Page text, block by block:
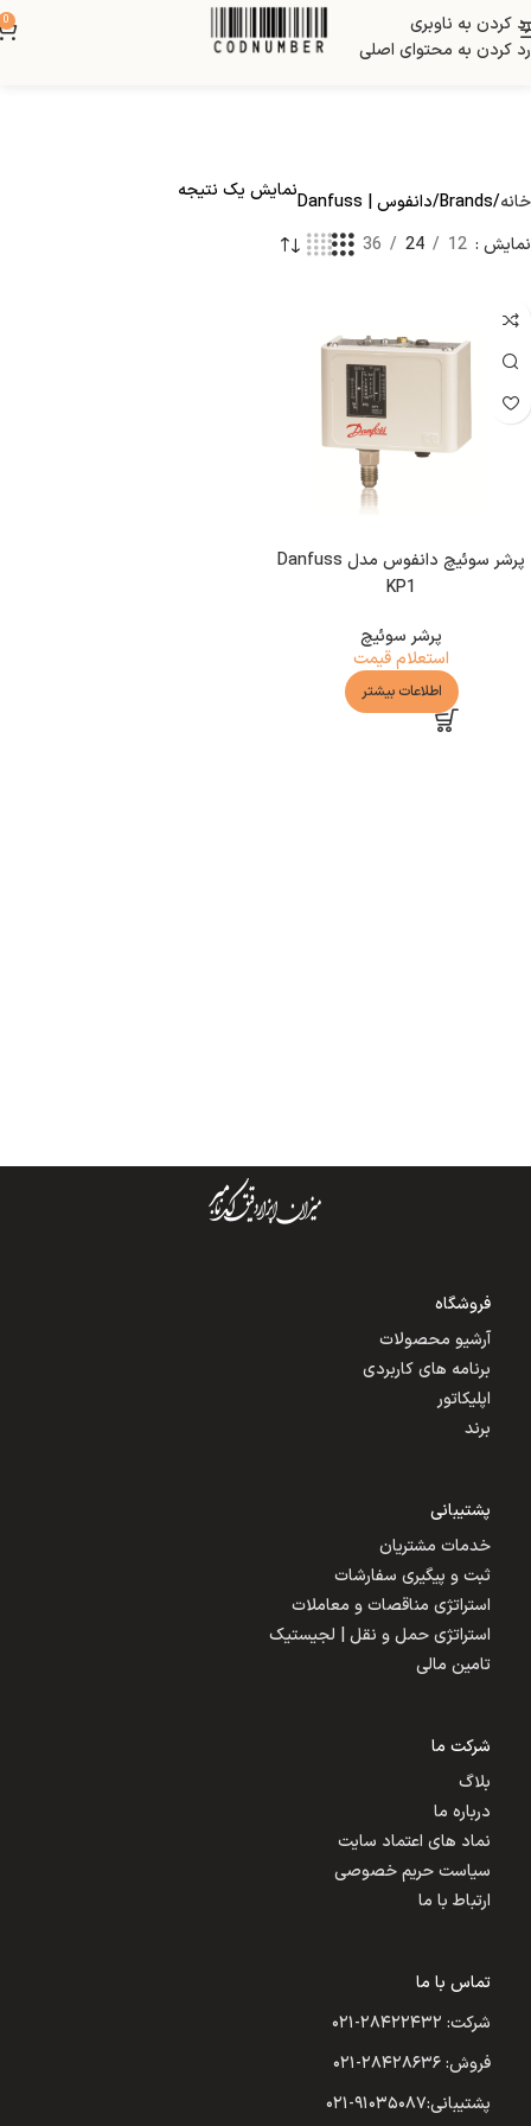
رد کردن به ناوبری
رد کردن به محتوای اصلی
0
خانه Brands دانفوس | Danfuss نمایش یک نتیجه
نمایش 12
24
36
پرشر سوئیچ دانفوس مدل Danfuss
KP1
پرشر سوئیچ
استعلام قیمت
اطلاعات بیشتر
فروشگاه
آرشیو محصولات
برنامه های کاربردی
اپلیکاتور
برند
پشتیبانی
خدمات مشتریان
ثبت و پیگیری سفارشات
استراتژی مناقصات و معاملات
استراتژی حمل و نقل | لجیستیک
تامین مالی
شرکت ما
بلاگ
درباره ما
نماد های اعتماد سایت
سیاست حریم خصوصی
ارتباط با ما
تماس با ما
شرکت: ۲۸۴۲۲۴۳۲-۰۲۱
فروش: ۲۸۴۲۸۶۳۶-۰۲۱
پشتیبانی:۹۱۰۳۵۰۸۷-۰۲۱